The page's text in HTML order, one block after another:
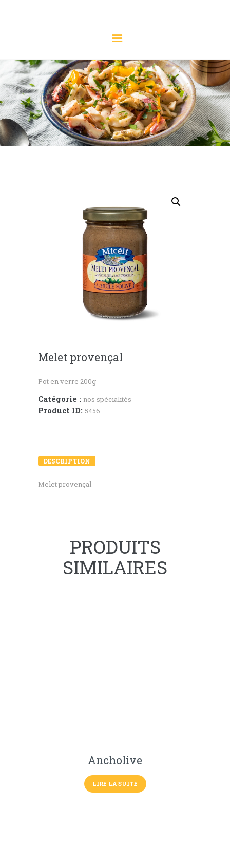
La référence de l'anchois
NOS PRODUITS
NOTRE HISTOIRE
L’ANCHOIS
LE SAVIEZ-VOUS ?
LES RECETTES
Melet provençal
Pot en verre 200g
Catégorie : nos spécialités
Product ID: 5456
DESCRIPTION
Melet provençal
PRODUITS
SIMILAIRES
Ancholive
LIRE LA SUITE